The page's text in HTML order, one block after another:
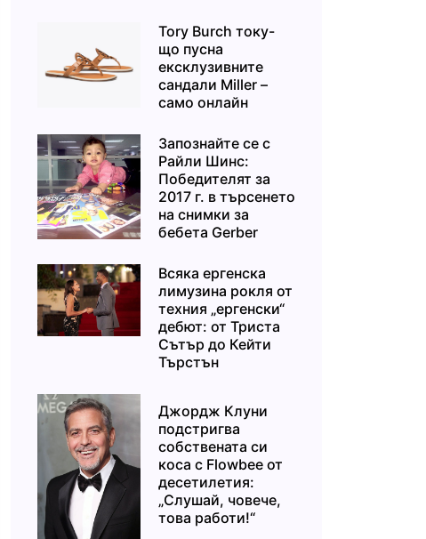
Tory Burch току-
що пусна
ексклузивните
сандали Miller –
само онлайн
Запознайте се с
Райли Шинс:
Победителят за
2017 г. в търсенето
на снимки за
бебета Gerber
Всяка ергенска
лимузина рокля от
техния „ергенски“
дебют: от Триста
Сътър до Кейти
Търстън
Джордж Клуни
подстригва
собствената си
коса с Flowbee от
десетилетия:
„Слушай, човече,
това работи!“